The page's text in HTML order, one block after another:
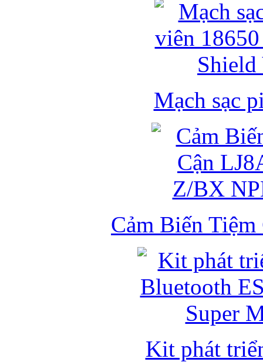
Mạch sạc
Cảm Biến
Kit phát